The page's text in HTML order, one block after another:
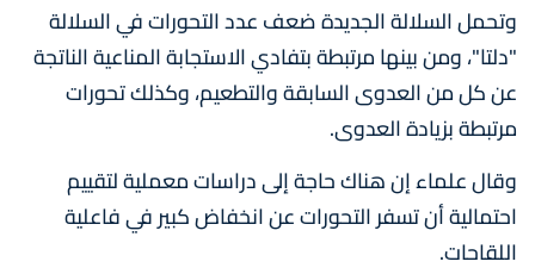
وتحمل السلالة الجديدة ضعف عدد التحورات في السلالة
"دلتا"، ومن بينها مرتبطة بتفادي الاستجابة المناعية الناتجة
عن كل من العدوى السابقة والتطعيم، وكذلك تحورات
مرتبطة بزيادة العدوى.
وقال علماء إن هناك حاجة إلى دراسات معملية لتقييم
احتمالية أن تسفر التحورات عن انخفاض كبير في فاعلية
اللقاحات.